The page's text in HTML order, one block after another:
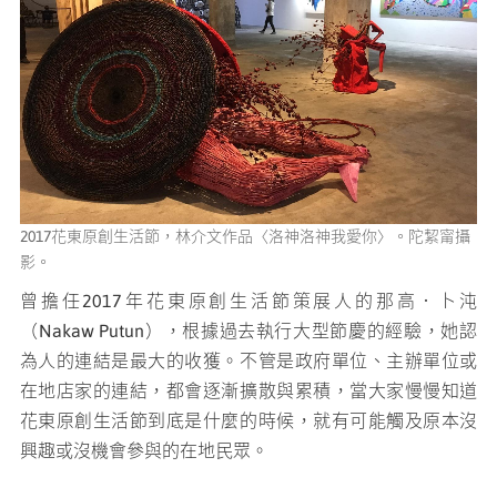
2017花東原創生活節，林介文作品〈洛神洛神我愛你〉。陀絜甯攝
影。
曾擔任2017年花東原創生活節策展人的那高．卜沌
（Nakaw Putun），根據過去執行大型節慶的經驗，她認
為人的連結是最大的收獲。不管是政府單位、主辦單位或
在地店家的連結，都會逐漸擴散與累積，當大家慢慢知道
花東原創生活節到底是什麼的時候，就有可能觸及原本沒
興趣或沒機會參與的在地民眾。